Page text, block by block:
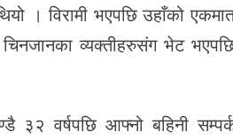
। विरामी भएपछि उहाँको
व्यक्तीहरुसंग भेट
३२ वर्षपछि आफ्नो बहिनी